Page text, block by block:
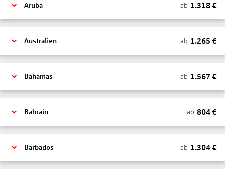
Aruba ab 1.318€
Australien ab 1.265 €
Bahamas ab 1.567 €
Bahrain ab 804€
Barbados ab 1.304€